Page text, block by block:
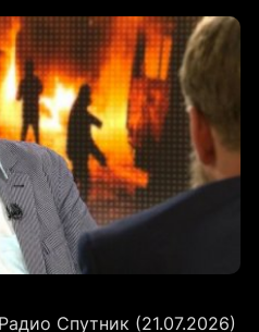
Спутник (21.07.2026)